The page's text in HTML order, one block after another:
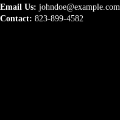
Email Us: johndoe@example.com
Contact: 823-899-4582